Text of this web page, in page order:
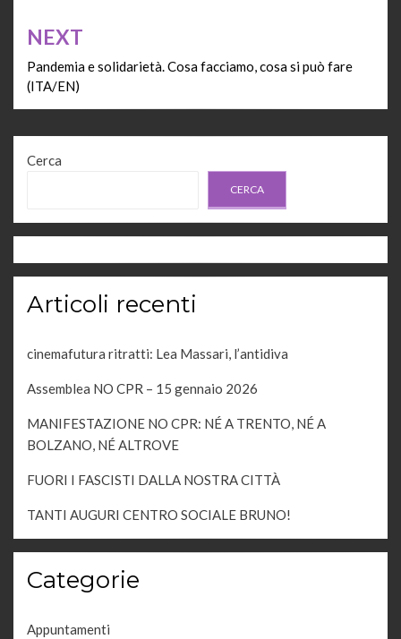
NEXT
Pandemia e solidarietà. Cosa facciamo, cosa si può fare
(ITA/EN)
Cerca
CERCA
Articoli recenti
cinemafutura ritratti: Lea Massari, l’antidiva
Assemblea NO CPR – 15 gennaio 2026
MANIFESTAZIONE NO CPR: NÉ A TRENTO, NÉ A
BOLZANO, NÉ ALTROVE
FUORI I FASCISTI DALLA NOSTRA CITTÀ
TANTI AUGURI CENTRO SOCIALE BRUNO!
Categorie
Appuntamenti